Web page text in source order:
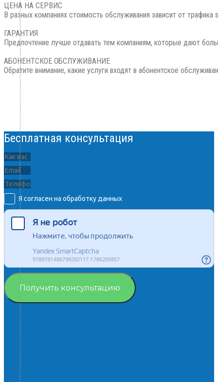
ЦЕНА НА СЕРВИС
В разных компаниях стоимость обслуживания зависит от
ГАРАНТИЯ
Предпочтение лучше отдавать тем компаниям, которые дают
АБОНЕНТСКОЕ ОБСЛУЖИВАНИЕ
Обратите внимание, какие услуги входят в абонентское
Бесплатная консультация
Я согласен на обработку данных
Получить консультацию